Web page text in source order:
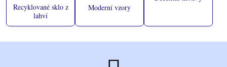
Recyklované sklo z
lahví
Moderní vzory